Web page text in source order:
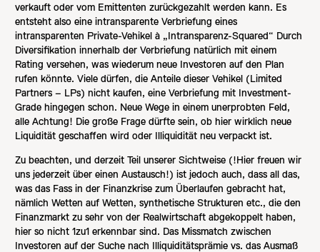
verkauft oder vom Emittenten zurückgezahlt werden kann. Es
entsteht also eine intransparente Verbriefung eines
intransparenten Private-Vehikel à „Intransparenz-Squared“ Durch
Diversifikation innerhalb der Verbriefung natürlich mit einem
Rating versehen, was wiederum neue Investoren auf den Plan
rufen könnte. Viele dürfen, die Anteile dieser Vehikel (Limited
Partners – LPs) nicht kaufen, eine Verbriefung mit Investment-
Grade hingegen schon. Neue Wege in einem unerprobten Feld,
alle Achtung! Die große Frage dürfte sein, ob hier wirklich neue
Liquidität geschaffen wird oder Illiquidität neu verpackt ist.
Zu beachten, und derzeit Teil unserer Sichtweise (!Hier freuen wir
uns jederzeit über einen Austausch!) ist jedoch auch, dass all das,
was das Fass in der Finanzkrise zum Überlaufen gebracht hat,
nämlich Wetten auf Wetten, synthetische Strukturen etc., die den
Finanzmarkt zu sehr von der Realwirtschaft abgekoppelt haben,
hier so nicht 1zu1 erkennbar sind. Das Missmatch zwischen
Investoren auf der Suche nach Illiquiditätsprämie vs. das Ausmaß